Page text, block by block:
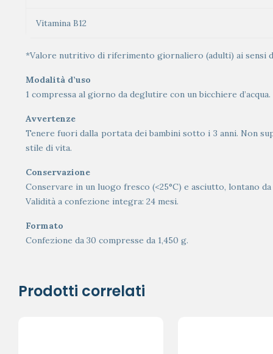
Vitamina B12
*Valore nutritivo di riferimento giornaliero (adulti) ai sensi
Modalità d’uso
1 compressa al giorno da deglutire con un bicchiere d’acqua.
Avvertenze
Tenere fuori dalla portata dei bambini sotto i 3 anni. Non
stile di vita.
Conservazione
Conservare in un luogo fresco (<25°C) e asciutto, lontano
Validità a confezione integra: 24 mesi.
Formato
Confezione da 30 compresse da 1,450 g.
Prodotti correlati